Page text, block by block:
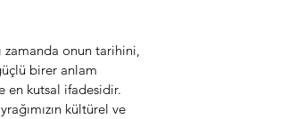
zamanda onun tarihini,
birer anlam
en kutsal ifadesidir.
kültürel ve